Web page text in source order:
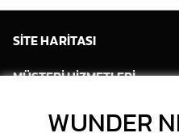
SİTE HARİTASI
MÜŞTERİ HİZMETLERİ
HESABIMWUNDER